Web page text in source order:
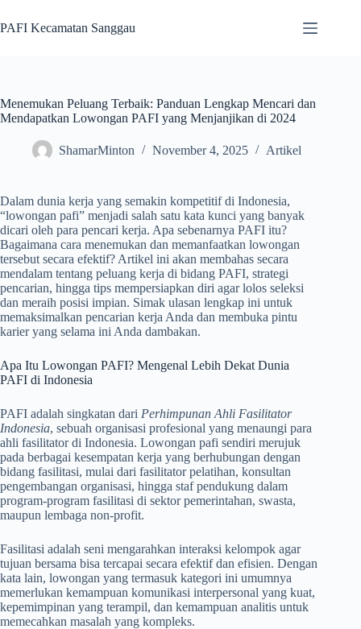
to
content
PAFI Kecamatan Sanggau
Menemukan Peluang Terbaik: Panduan Lengkap Mencari dan
Mendapatkan Lowongan PAFI yang Menjanjikan di 2024
ShamarMinton November 4, 2025 Artikel
Dalam dunia kerja yang semakin kompetitif di Indonesia,
“lowongan pafi” menjadi salah satu kata kunci yang banyak
dicari oleh para pencari kerja. Apa sebenarnya PAFI itu?
Bagaimana cara menemukan dan memanfaatkan lowongan
tersebut secara efektif? Artikel ini akan membahas secara
mendalam tentang peluang kerja di bidang PAFI, strategi
pencarian, hingga tips mempersiapkan diri agar lolos seleksi
dan meraih posisi impian. Simak ulasan lengkap ini untuk
memaksimalkan pencarian kerja Anda dan membuka pintu
karier yang selama ini Anda dambakan.
Apa Itu Lowongan PAFI? Mengenal Lebih Dekat Dunia
PAFI di Indonesia
PAFI adalah singkatan dari Perhimpunan Ahli Fasilitator
Indonesia, sebuah organisasi profesional yang menaungi para
ahli fasilitator di Indonesia. Lowongan pafi sendiri merujuk
pada berbagai kesempatan kerja yang berhubungan dengan
bidang fasilitasi, mulai dari fasilitator pelatihan, konsultan
pengembangan organisasi, hingga staf pendukung dalam
program-program fasilitasi di sektor pemerintahan, swasta,
maupun lembaga non-profit.
Fasilitasi adalah seni mengarahkan interaksi kelompok agar
tujuan bersama bisa tercapai secara efektif dan efisien. Dengan
kata lain, lowongan yang termasuk kategori ini umumnya
memerlukan kemampuan komunikasi interpersonal yang kuat,
kepemimpinan yang terampil, dan kemampuan analitis untuk
memecahkan masalah yang kompleks.